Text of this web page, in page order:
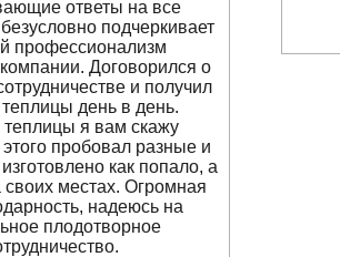
ответы на все
подчеркивает
профессионализм
Договорился о
и получил
теплицы день в день.
теплицы я вам скажу
пробовал разные и
как попало, а
своих местах. Огромная
надеюсь на
плодотворное